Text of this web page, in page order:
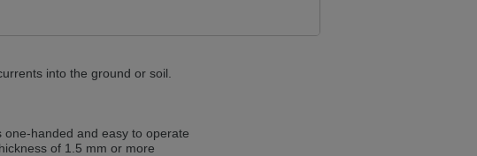
Webseite ist auch auf Deutsch verfügbar. Möchten
into the ground or soil.
handed and easy to operate
of 1.5 mm or more